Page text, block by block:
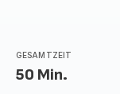
GESAMTZEIT
50 Min.